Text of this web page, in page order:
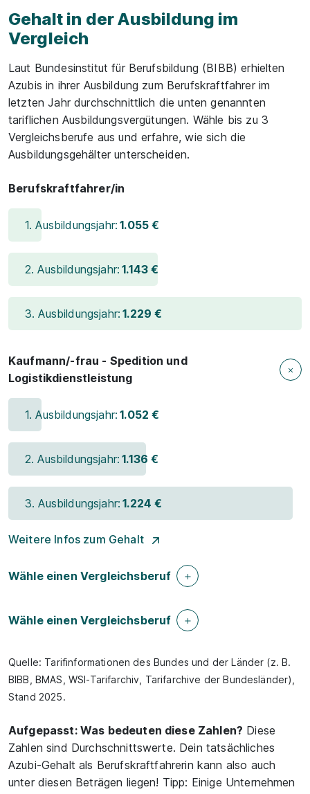
Gehalt in der Ausbildung im
Vergleich
Laut Bundesinstitut für Berufsbildung (BIBB) erhielten
Azubis in ihrer Ausbildung zum Berufskraftfahrer im
letzten Jahr durchschnittlich die unten genannten
tariflichen Ausbildungsvergütungen. Wähle bis zu 3
Vergleichsberufe aus und erfahre, wie sich die
Ausbildungsgehälter unterscheiden.
Berufskraftfahrer/in
1. Ausbildungsjahr: 1.055 €
2. Ausbildungsjahr: 1.143 €
3. Ausbildungsjahr: 1.229 €
Kaufmann/-frau - Spedition und
Logistikdienstleistung
1. Ausbildungsjahr: 1.052 €
2. Ausbildungsjahr: 1.136 €
3. Ausbildungsjahr: 1.224 €
Weitere Infos zum Gehalt
Wähle einen Vergleichsberuf
Wähle einen Vergleichsberuf
Quelle: Tarifinformationen des Bundes und der Länder (z. B.
BIBB, BMAS, WSI-Tarifarchiv, Tarifarchive der Bundesländer),
Stand 2025.
Aufgepasst: Was bedeuten diese Zahlen? Diese
Zahlen sind Durchschnittswerte. Dein tatsächliches
Azubi-Gehalt als Berufskraftfahrerin kann also auch
unter diesen Beträgen liegen! Tipp: Einige Unternehmen